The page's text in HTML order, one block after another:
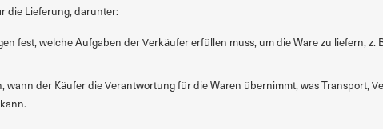
die Lieferung, darunter:
fest, welche Aufgaben der Verkäufer erfüllen muss, um die Ware zu liefern, z.
wann der Käufer die Verantwortung für die Waren übernimmt, was Transport,